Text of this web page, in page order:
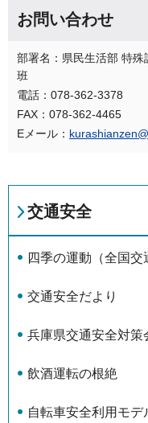
お問い合わせ
部署名：県民生活部 特
班
電話：078-362-3378
FAX：078-362-4465
Eメール：
交通安全
四季の運動（全国交
交通安全だより
兵庫県交通安全対策
飲酒運転の根絶
自転車安全利用モデ